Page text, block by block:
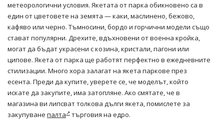
метеорологични условия. Якетата от парка обикновено са в
един от цветовете на земята — каки, маслинено, бежово,
кафяво или черно. Тъмносини, бордо и горчични модели също
стават популярни. Дрехите, вдъхновени от военна кройка,
могат да бъдат украсени с козина, кристали, пагони или
ципове. Якета от парка ще работят перфектно в ежедневните
стилизации. Много хора залагат на якета паркове през
есента. Преди да купите, уверете се, че моделът, който
искате да закупите, има затопляне. Ако смятате, че в
магазина ви липсват толкова дълги якета, помислете за
закупуване палта търговия на едро.